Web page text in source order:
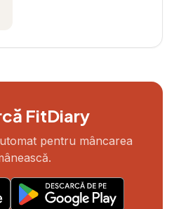
FitDiary
pentru mâncarea